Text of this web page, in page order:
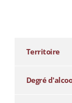
Territoire
Degré